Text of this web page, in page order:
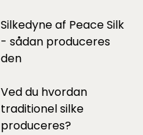
Silkedyne af Peace Silk
- sådan produceres
den
Ved du hvordan
traditionel silke
produceres?